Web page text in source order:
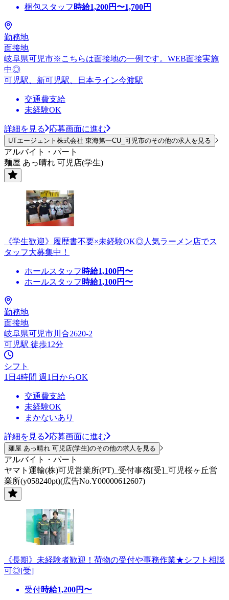
梱包スタッフ 時給1,200円〜1,700円
勤務地
面接地
岐阜県可児市※こちらは面接地の一例です。WEB面接実施
中◎
可児駅、新可児駅、日本ライン今渡駅
交通費支給
未経験OK
詳細を見る 応募画面に進む
UTエージェント株式会社 東海第一CU_可児市のその他の求人を見る
アルバイト・パート
麺屋 あっ晴れ 可児店(学生)
《学生歓迎》履歴書不要×未経験OK◎人気ラーメン店でス
タッフ大募集中！
ホールスタッフ 時給1,100円〜
ホールスタッフ 時給1,100円〜
勤務地
面接地
岐阜県可児市川合2620-2
可児駅 徒歩12分
シフト
1日4時間 週1日からOK
交通費支給
未経験OK
まかないあり
詳細を見る 応募画面に進む
麺屋 あっ晴れ 可児店(学生)のその他の求人を見る
アルバイト・パート
ヤマト運輸(株)可児営業所(PT)_受付事務[受]_可児桜ヶ丘営
業所(y058240pt)(広告No.Y00000612607)
《長期》未経験者歓迎！荷物の受付や事務作業★シフト相談
可◎[受]
受付時給1,200円〜